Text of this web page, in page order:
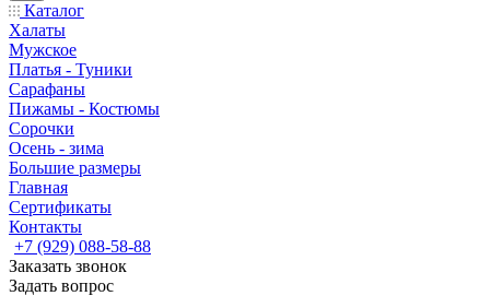
Каталог
Халаты
Мужское
Платья - Туники
Сарафаны
Пижамы - Костюмы
Сорочки
Oсень - зима
Большие размеры
Главная
Сертификаты
Контакты
+7 (929) 088-58-88
Заказать звонок
Задать вопрос